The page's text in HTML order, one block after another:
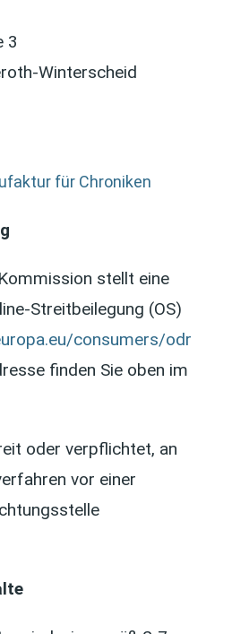
3
Winterscheid
für Chroniken
stellt eine
Streitbeilegung (OS)
consumers/odr
finden Sie oben im
oder verpflichtet, an
vor einer